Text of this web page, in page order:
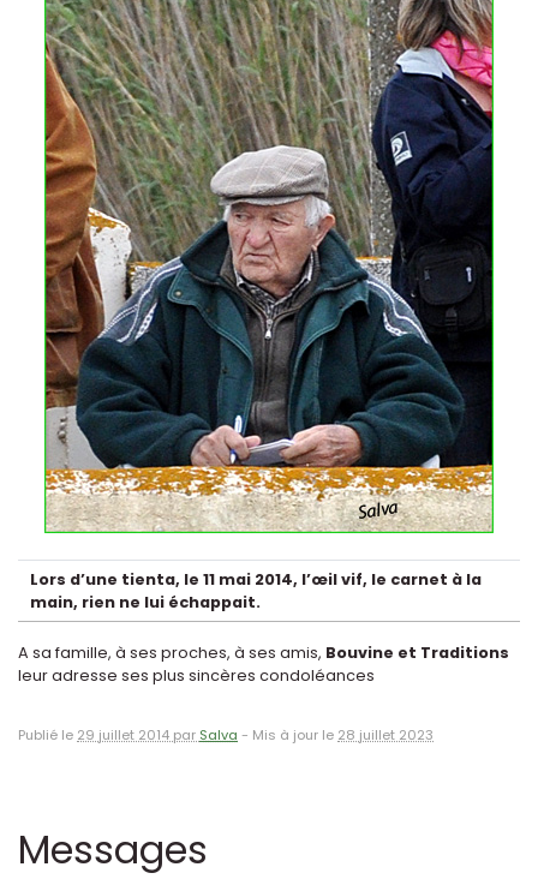
Lors d’une tienta, le 11 mai 2014, l’œil vif, le carnet à la
main, rien ne lui échappait.
A sa famille, à ses proches, à ses amis, Bouvine et Traditions
leur adresse ses plus sincères condoléances
Publié le 29 juillet 2014 par Salva - Mis à jour le 28 juillet 2023
Messages